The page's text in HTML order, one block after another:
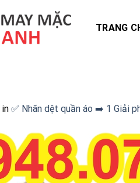
TRANG
in ✅ Nhãn dệt quần áo ➡️ 1 Giải